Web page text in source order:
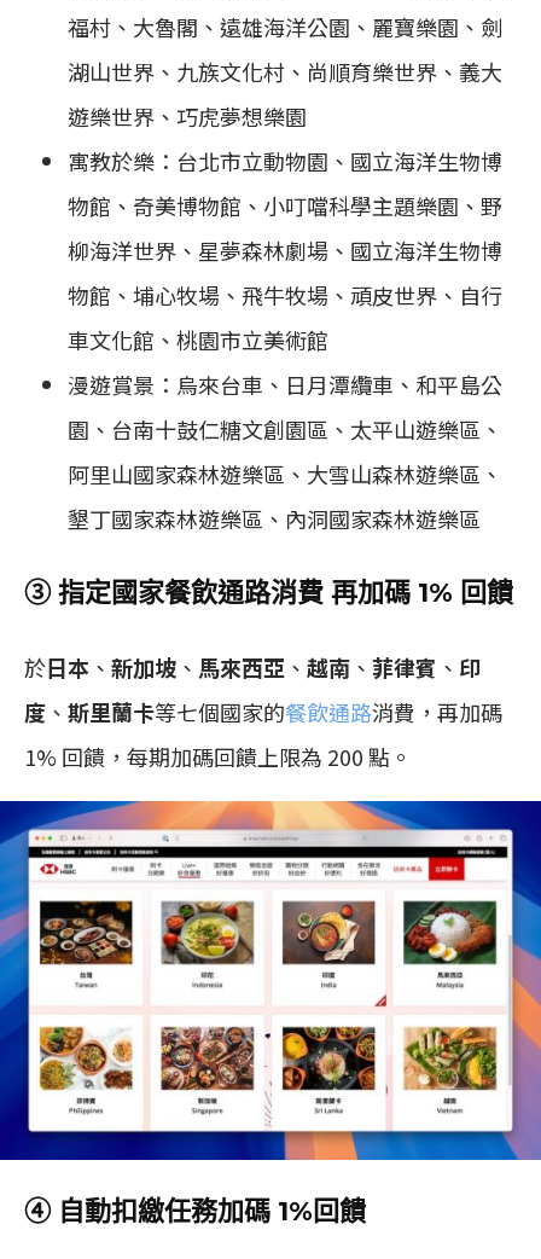
福村、大魯閣、遠雄海洋公園、麗寶樂園、劍
湖山世界、九族文化村、尚順育樂世界、義大
遊樂世界、巧虎夢想樂園
寓教於樂：台北市立動物園、國立海洋生物博
物館、奇美博物館、小叮噹科學主題樂園、野
柳海洋世界、星夢森林劇場、國立海洋生物博
物館、埔心牧場、飛牛牧場、頑皮世界、自行
車文化館、桃園市立美術館
漫遊賞景：烏來台車、日月潭纜車、和平島公
園、台南十鼓仁糖文創園區、太平山遊樂區、
阿里山國家森林遊樂區、大雪山森林遊樂區、
墾丁國家森林遊樂區、內洞國家森林遊樂區
③ 指定國家餐飲通路消費 再加碼 1% 回饋
於日本 、 新加坡 、 馬來西亞 、 越南 、 菲律賓 、 印
度 、 斯里蘭卡等七個國家的餐飲通路消費，再加碼
1% 回饋，每期加碼回饋上限為 200 點。
④ 自動扣繳任務加碼 1%回饋